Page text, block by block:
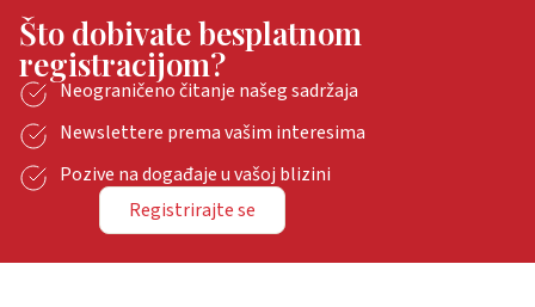
Što dobivate besplatnom
registracijom?
Neograničeno čitanje našeg sadržaja
Newslettere prema vašim interesima
Pozive na događaje u vašoj blizini
Registrirajte se